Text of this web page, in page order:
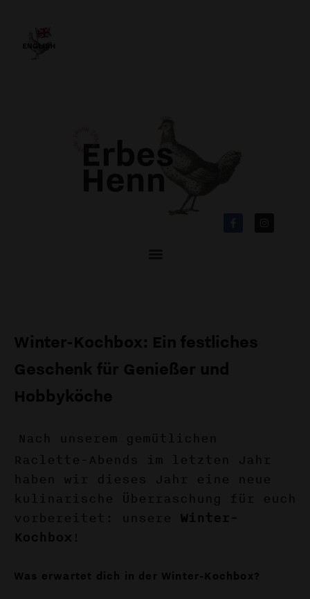
Winter-Kochbox: Ein festliches
Geschenk für Genießer und
Hobbyköche
Nach unserem gemütlichen
Raclette-Abends im letzten Jahr
haben wir dieses Jahr eine neue
kulinarische Überraschung für euch
vorbereitet: unsere Winter-
Kochbox !
Was erwartet dich in der Winter-Kochbox?